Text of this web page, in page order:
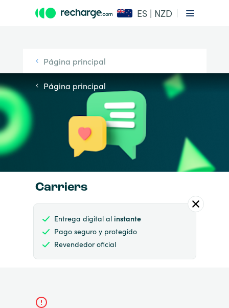
ES | NZD
Página principal
Página principal
Carriers
Entrega digital al instante
Pago seguro y protegido
Revendedor oficial